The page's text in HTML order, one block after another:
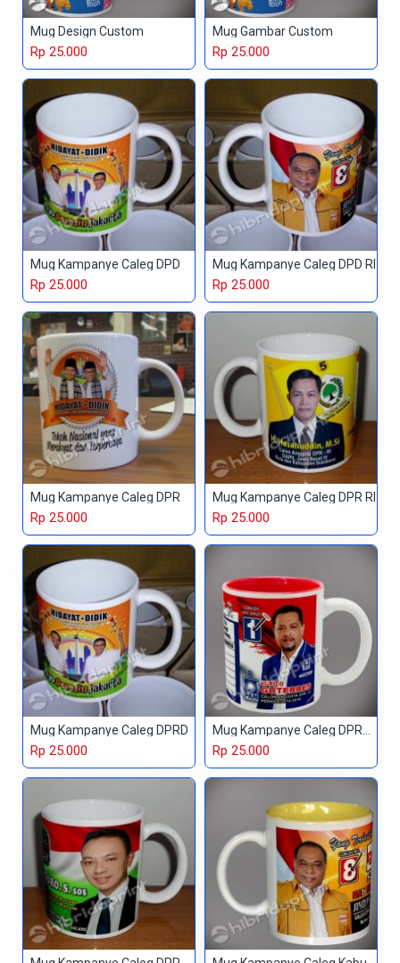
Mug Design Custom
Rp 25.000
Mug Gambar Custom
Rp 25.000
Mug Kampanye Caleg DPD
Rp 25.000
Mug Kampanye Caleg DPD RI
Rp 25.000
Mug Kampanye Caleg DPR
Rp 25.000
Mug Kampanye Caleg DPR RI
Rp 25.000
Mug Kampanye Caleg DPRD
Rp 25.000
Mug Kampanye Caleg DPRD Kabupaten
Rp 25.000